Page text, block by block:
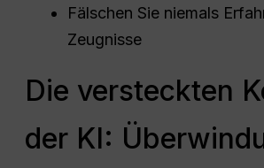
Fälschen Sie niemals
Zeugnisse
Die versteckten
der KI: